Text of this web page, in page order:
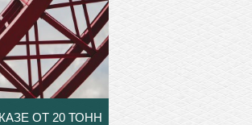
ОТ 20 ТОНН